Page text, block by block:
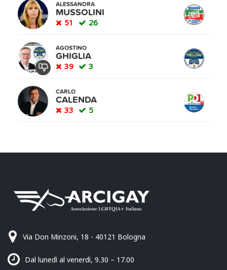
ALESSANDRA
MUSSOLINI
51 26
AGOSTINO
GHIGLIA
39 3
CARLO
CALENDA
33 5
Via Don Minzoni, 18 - 40121 Bologna
Dal lunedì al venerdì, 9.30 – 17.00